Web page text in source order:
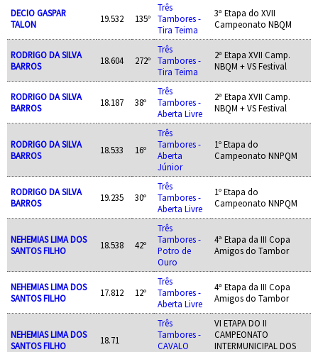
DECIO GASPAR
TALON
19.532 135º
Três
Tambores -
Tira Teima
3ª Etapa do XVII
Campeonato NBQM
RODRIGO DA SILVA
BARROS
18.604 272º
Três
Tambores -
Tira Teima
2ª Etapa XVII Camp.
NBQM + VS Festival
RODRIGO DA SILVA
BARROS
18.187 38º
Três
Tambores -
Aberta Livre
2ª Etapa XVII Camp.
NBQM + VS Festival
RODRIGO DA SILVA
BARROS
18.533 16º
Três
Tambores -
Aberta
Júnior
1º Etapa do
Campeonato NNPQM
RODRIGO DA SILVA
BARROS
19.235 30º
Três
Tambores -
Aberta Livre
1º Etapa do
Campeonato NNPQM
NEHEMIAS LIMA DOS
SANTOS FILHO
18.538 42º
Três
Tambores -
Potro de
Ouro
4ª Etapa da III Copa
Amigos do Tambor
NEHEMIAS LIMA DOS
SANTOS FILHO
17.812 12º
Três
Tambores -
Aberta Livre
4ª Etapa da III Copa
Amigos do Tambor
NEHEMIAS LIMA DOS
SANTOS FILHO
18.71
Três
Tambores -
CAVALO
VI ETAPA DO II
CAMPEONATO
INTERMUNICIPAL DOS